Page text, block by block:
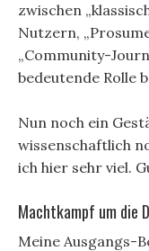
zwischen
Nutzern,
„Community-
bedeutende Rolle
Nun noch ein
wissenschaftlich
ich hier sehr viel.
Machtkampf um die
Meine Ausgangs-